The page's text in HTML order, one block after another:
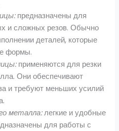
предназначены для
и сложных резов. Обычно
деталей, которые
формы.
применяются для резки
Они обеспечивают
и требуют меньших усилий
металла:легкие и удобные
для работы с